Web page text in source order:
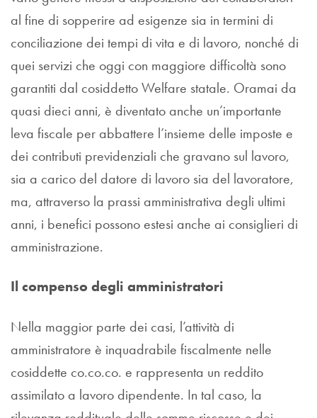
al fine di sopperire ad esigenze sia in termini di
conciliazione dei tempi di vita e di lavoro, nonché di
quei servizi che oggi con maggiore difficoltà sono
garantiti dal cosiddetto Welfare statale. Oramai da
quasi dieci anni, è diventato anche un’importante
leva fiscale per abbattere l’insieme delle imposte e
dei contributi previdenziali che gravano sul lavoro,
sia a carico del datore di lavoro sia del lavoratore,
ma, attraverso la prassi amministrativa degli ultimi
anni, i benefici possono estesi anche ai consiglieri di
amministrazione.
Il compenso degli amministratori
Nella maggior parte dei casi, l’attività di
amministratore è inquadrabile fiscalmente nelle
cosiddette co.co.co. e rappresenta un reddito
assimilato a lavoro dipendente. In tal caso, la